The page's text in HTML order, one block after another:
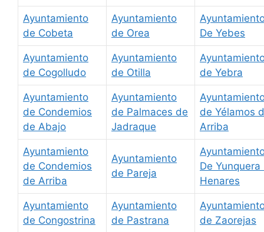
Ayuntamiento
de Cobeta
Ayuntamiento
de Orea
De Yebes
Ayuntamiento
de Cogolludo
Ayuntamiento
de Otilla
de Yebra
Ayuntamiento
de Condemios
de Abajo
Ayuntamiento
de Palmaces de
Jadraque
de Yélamos
Arriba
Ayuntamiento
de Condemios
de Arriba
Ayuntamiento
de Pareja
De Yunquera
Henares
Ayuntamiento
de Congostrina
Ayuntamiento
de Pastrana
de Zaorejas